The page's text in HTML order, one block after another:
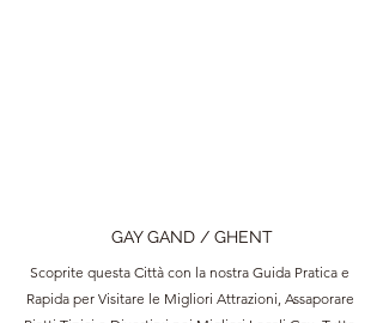
GAY GAND / GHENT
Scoprite questa Città con la nostra Guida Pratica e
Rapida per Visitare le Migliori Attrazioni, Assaporare